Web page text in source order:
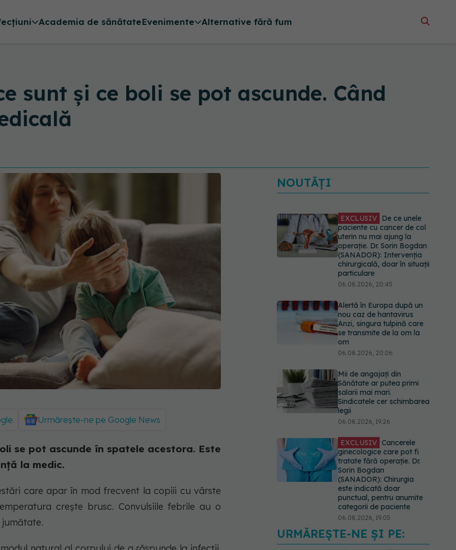
Academia de sănătateEvenimente Alternative fără fum
sunt și ce boli se pot ascunde. Când
Urmărește-ne pe Google News
se pot ascunde în spatele acestora. Este
la medic.
care apar în mod frecvent la copiii cu vârste
crește brusc. Convulsiile febrile au o
jumătate.
NOUTĂȚI
EXCLUSIV De ce unele
paciente cu cancer de col
uterin nu mai ajung la
operație. Dr. Sorin Bogdan
(SANADOR): Intervenția
chirurgicală, doar în situații
particulare
06.08.2026, 20:45
Alertă în Europa după un
nou caz de hantavirus
Anzi, singura tulpină care
se transmite de la om la
om
06.08.2026, 20:06
Mii de angajați din
Sănătate ar putea primi
salarii mai mari.
Sindicatele cer schimbarea
legii
06.08.2026, 19:26
EXCLUSIV Cancerele
ginecologice care pot fi
tratate fără operație. Dr.
Sorin Bogdan
(SANADOR): Chirurgia
este indicată doar
punctual, pentru anumite
categorii de paciente
06.08.2026, 19:05
EXCLUSIV Brahiterapie
vs radioterapie externă în
URMĂREȘTE-NE ȘI PE: